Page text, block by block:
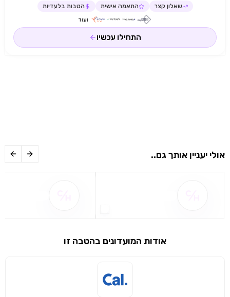
שיתוף
שימו לב!
מימוש הטבה זו ניתן רק לחברי
שאלון קצר התאמה אישית הטבות בלעדיות
ועוד
התחילו עכשיו
אולי יעניין אותך גם..
אודות המועדונים בהטבה זו